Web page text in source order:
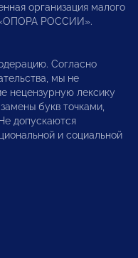
организация малого
«ОПОРА РОССИИ».
Согласно
мы не
нецензурную лексику
букв точками,
допускаются
и социальной